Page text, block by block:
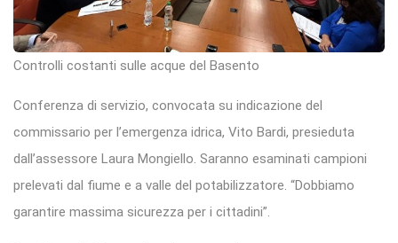
Controlli costanti sulle acque del Basento
Conferenza di servizio, convocata su indicazione del
commissario per l’emergenza idrica, Vito Bardi, presieduta
dall’assessore Laura Mongiello. Saranno esaminati campioni
prelevati dal fiume e a valle del potabilizzatore. “Dobbiamo
garantire massima sicurezza per i cittadini”.